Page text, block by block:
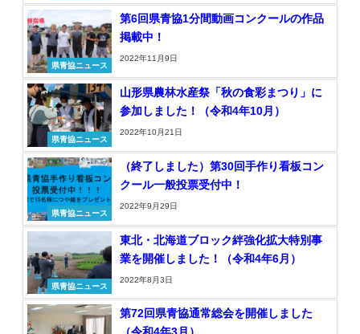
県青協ニュース
第6回県青協1分間動画コンクールの作品
掲載中！
2022年11月9日
県青協ニュース
山形県農林水産祭「秋の食彩まつり」に
参加しました！（令和4年10月）
2022年10月21日
県青協ニュース
（終了しました）第30回手作り看板コン
クール一般投票受付中！
2022年9月29日
県青協ニュース
東北・北海道ブロック絆強化拡大特別事
業を開催しました！（令和4年6月）
2022年8月3日
第72回県青協通常総会を開催しました